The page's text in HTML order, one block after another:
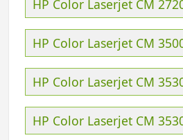
HP Color Laserjet CM
HP Color Laserjet CM
HP Color Laserjet CM
HP Color Laserjet CM